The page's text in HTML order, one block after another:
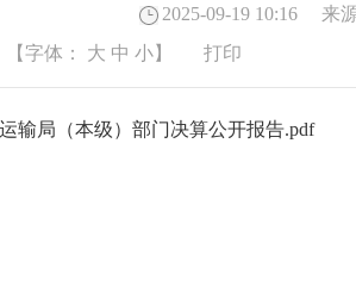
2025-09-19 10:16 来
【字体： 大 中 小】 打印
输局（本级）部门决算公开报告.pdf